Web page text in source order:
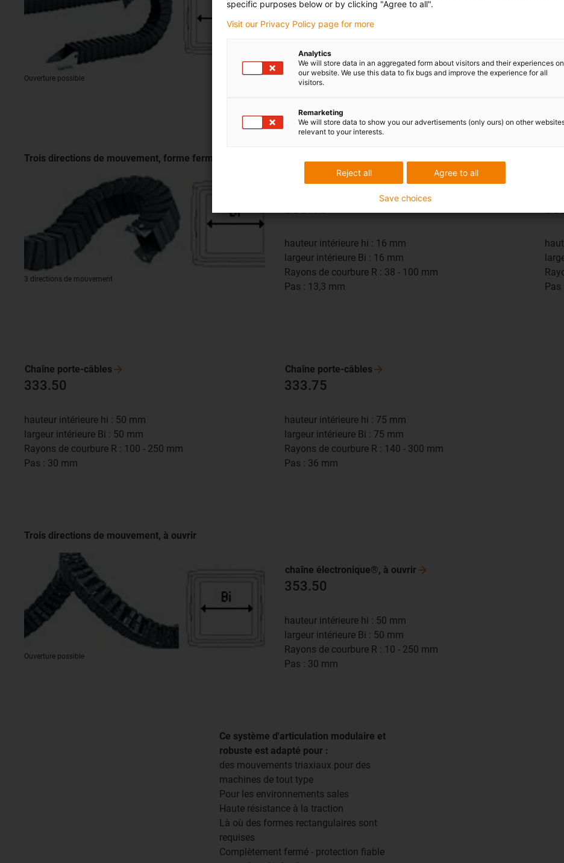
Ouverture possible
352.50
largeur intérieure Bi : 50 mm
Rayons de courbure R : 10 - 250 mm
Pas : 30 mm
Trois directions de mouvement, forme fermée
3 directions de mouvement
hauteur intérieure hi : 16 mm
largeur intérieure Bi : 16 mm
Rayons de courbure R : 38 - 100 mm
Pas : 13,3 mm
Pas
333.50
hauteur intérieure hi : 50 mm
largeur intérieure Bi : 50 mm
Rayons de courbure R : 100 - 250 mm
Pas : 30 mm
Chaîne porte-câbles
333.75
hauteur intérieure hi : 75 mm
largeur intérieure Bi : 75 mm
Rayons de courbure R : 140 - 300 mm
Pas : 36 mm
Chaîne porte-câbles
Trois directions de mouvement, à ouvrir
Ouverture possible
353.50
hauteur intérieure hi : 50 mm
largeur intérieure Bi : 50 mm
Rayons de courbure R : 10 - 250 mm
Pas : 30 mm
chaîne électronique®, à ouvrir
Ce système d'articulation modulaire et
robuste est adapté pour :
des mouvements triaxiaux pour des
machines de tout type
Pour les environnements sales
Haute résistance à la traction
Là où des formes rectangulaires sont
requises
Complètement fermé - protection fiable
specific purposes below or by clicking "Agree to all".
Visit our Privacy Policy page for more
Analytics
We will store data in an aggregated form about visitors and their experiences on
our website. We use this data to fix bugs and improve the experience for all
visitors.
Remarketing
We will store data to show you our advertisements (only ours) on other
relevant to your interests.
Agree to all
Reject all
Save choices